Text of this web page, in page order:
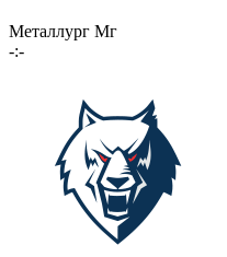
Металлург Мг
-:-